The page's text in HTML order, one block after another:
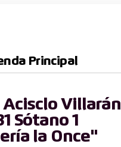
Principal
Acisclo Villarán
Sótano 1
la Once"